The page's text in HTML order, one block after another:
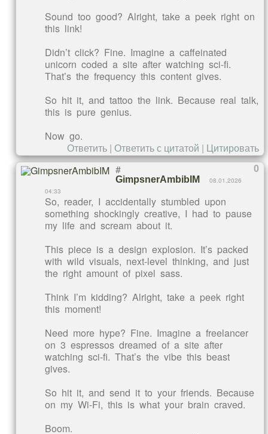
Sound too good? Alright, take a peek right on
this link!
Didn’t click? Fine. Imagine a caffeinated
unicorn coded a site after watching sci-fi.
That’s the frequency this content gives.
So hit it, and tattoo the link. Because real talk,
this is pure genius.
Now go.
Ответить | Ответить с цитатой | Цитировать
0
#
GimpsnerAmbibIM
08.01.2026
04:33
So, reader, I accidentally stumbled upon
something shockingly creative, I had to pause
my life and scream about it.
This piece is a design explosion. It’s packed
with wild visuals, next-level thinking, and just
the right amount of pixel sass.
Think I’m kidding? Alright, take a peek right
this moment!
Need more hype? Fine. Imagine a freelancer
on 3 espressos dreamed of a site after
watching sci-fi. That’s the vibe this beast
gives.
So hit it, and send it to your friends. Because
on my Wi-Fi, this is what your brain craved.
Boom.